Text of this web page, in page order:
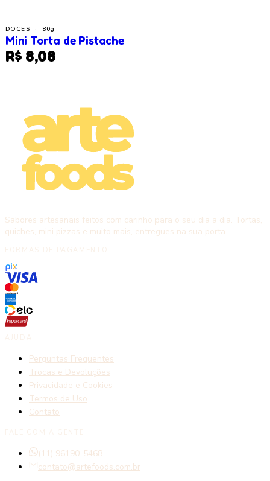
DOCES · 80g
Mini Torta de Pistache
R$ 8,08
Sabores artesanais feitos com carinho para o seu dia a dia. Tortas,
quiches, mini pizzas e muito mais, entregues na sua porta.
Perguntas Frequentes
Trocas e Devoluções
Privacidade e Cookies
Termos de Uso
Contato
(11) 96190-5468
contato@artefoods.com.br